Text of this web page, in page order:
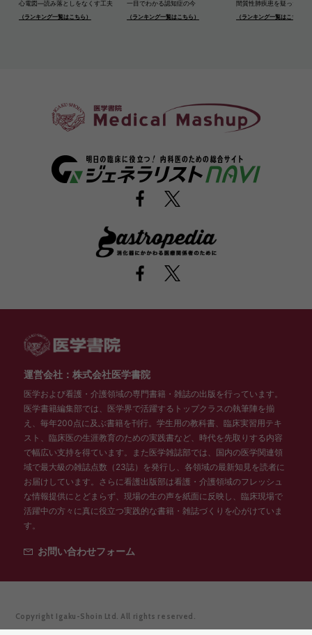
心電図―読み落としをなくす工夫
（ランキング一覧はこちら）
一目でわかる認知症の今
（ランキング一覧はこちら）
間質性肺疾患を疑ったら
（ランキング一覧はこちら）
運営会社：株式会社医学書院
医学および看護・介護領域の専門書籍・雑誌の出版を行っています。
医学書籍編集部では、医学界で活躍するトップクラスの執筆陣を揃
え、毎年200点に及ぶ書籍を刊行。学生用の教科書、臨床実習用テキ
スト、臨床医の生涯教育のための実践書など、時代を先取りする内容
で幅広い支持を得ています。また医学雑誌部では、国内の医学関連領
域で最大級の雑誌点数（23誌）を発行し、各領域の最新知見を読者に
お届けしています。さらに看護出版部は看護・介護領域のフレッシュ
な情報提供にとどまらず、現場の生の声を紙面に反映し、臨床現場で
活躍中の方々に真に役立つ実践的な書籍・雑誌づくりを心がけていま
す。
お問い合わせフォーム
Copyright Igaku-Shoin Ltd. All rights reserved.